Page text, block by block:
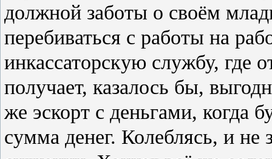
должной заботы о своём
перебиваться с работы на
инкассаторскую службу, где
получает, казалось бы,
же эскорт с деньгами, когда
сумма денег. Колеблясь, и не